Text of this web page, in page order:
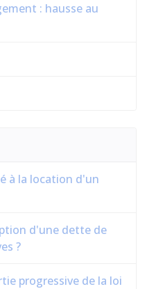
: hausse au
à la location d'un
d'une dette de
?
progressive de la loi